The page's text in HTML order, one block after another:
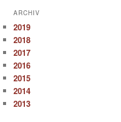
ARCHIV
2019
2018
2017
2016
2015
2014
2013